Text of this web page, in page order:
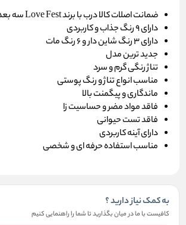
ضمانت اصلات كالا درب با برند Love Fest سه بعدي
دارای 9 رنگ جذاب و کاربردی
دارای 3 رنگ شاین دار و 6 رنگ مات
جديد ترين مدل
تناژ رنگی گرم و سرد
مناسب انواع تناژ و رنگ پوستی
ماندگاری و پیگمنت بالا
فاقد مواد مضر و حساسیت زا
فاقد تست حیوانی
دارای آینه کاربردی
مناسب استفاده حرفه ای و شخصی
به کمک نیاز دارید ؟
کافیست با ما در میان بگذارید تا شما را راهنمایی کنیم